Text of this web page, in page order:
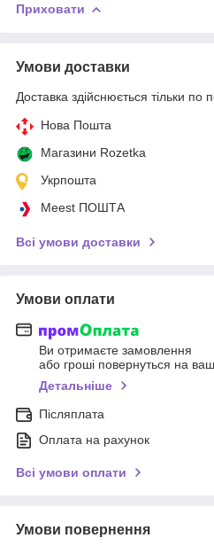
Приховати
Умови доставки
Доставка здійснюється тільки по
Нова Пошта
Магазини Rozetka
Укрпошта
Meest ПОШТА
Всі умови доставки
Умови оплати
Ви отримаєте замовлення
або гроші повернуться на
Детальніше
Післяплата
Оплата на рахунок
Всі умови оплати
Умови повернення